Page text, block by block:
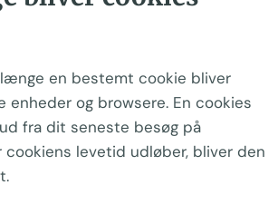
en bestemt cookie bliver
enheder og browsere. En cookies
fra dit seneste besøg på
cookiens levetid udløber, bliver den